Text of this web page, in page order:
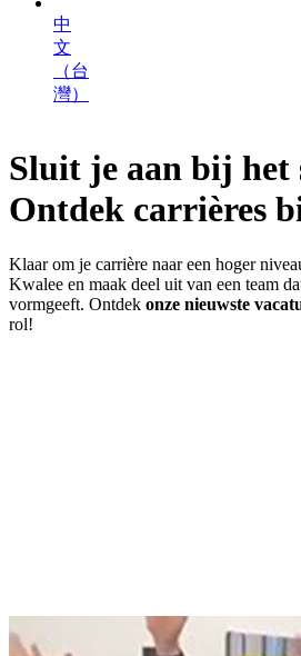
中
文
（台
灣）
Sluit je aan bij het
Ontdek carrières
Klaar om je carrière naar een hoger
Kwalee en maak deel uit van een team
vormgeeft. Ontdek onze nieuwste
rol!